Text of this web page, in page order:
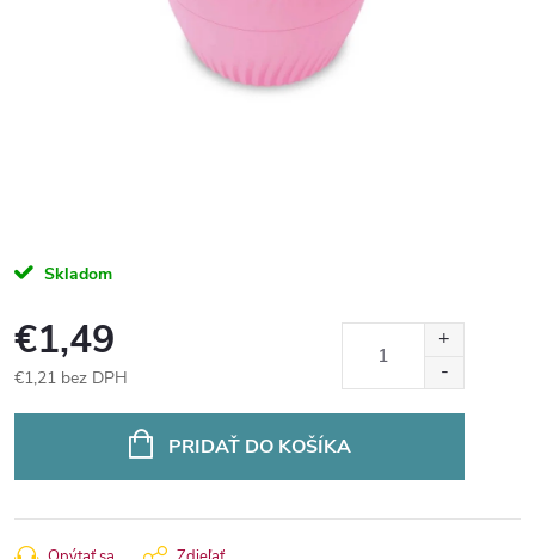
Skladom
€1,49
€1,21 bez DPH
PRIDAŤ DO KOŠÍKA